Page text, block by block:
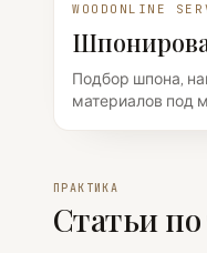
WOODONLINE
Подбор шпона,
материалов под
ПРАКТИКА
Статьи